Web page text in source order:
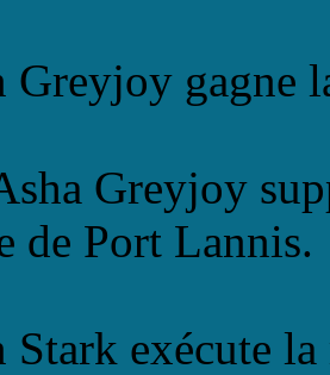
gagne
Greyjoy
de Port Lannis.
exécute